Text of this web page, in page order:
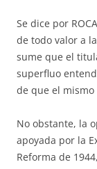
Se dice por
de todo valor a
sume que el
superfluo
de que el
No obstante, la
apoyada por la
Reforma de